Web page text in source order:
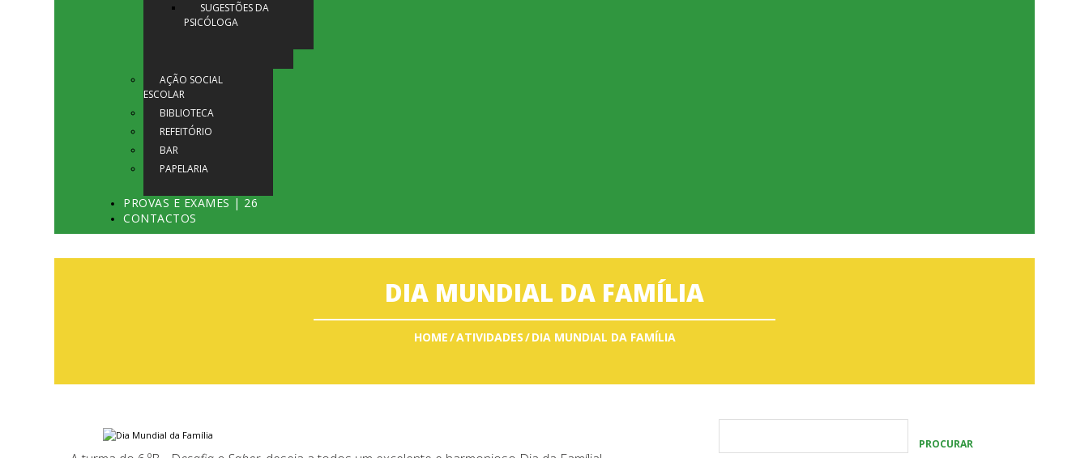
SUGESTÕES DA
PSICÓLOGA
AÇÃO SOCIAL
ESCOLAR
BIBLIOTECA
REFEITÓRIO
BAR
PAPELARIA
PROVAS E EXAMES | 26
CONTACTOS
DIA MUNDIAL DA FAMÍLIA
HOME ATIVIDADES DIA MUNDIAL DA FAMÍLIA